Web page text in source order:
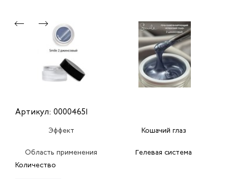
Артикул: 00004651
Эффект Кошачий глаз
Область применения
Гелевая система
Количество